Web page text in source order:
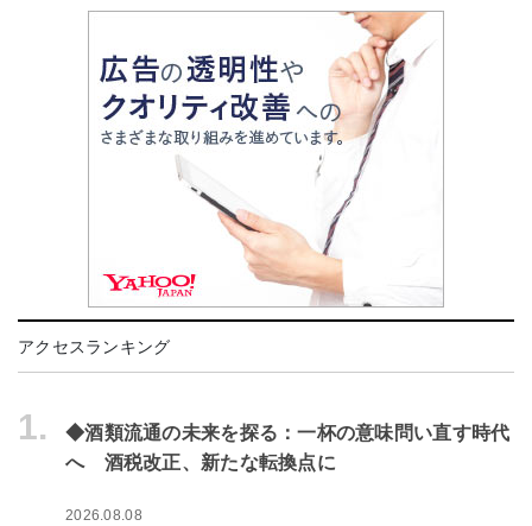
アクセスランキング
1.
◆酒類流通の未来を探る：一杯の意味問い直す時代
へ 酒税改正、新たな転換点に
2026.08.08